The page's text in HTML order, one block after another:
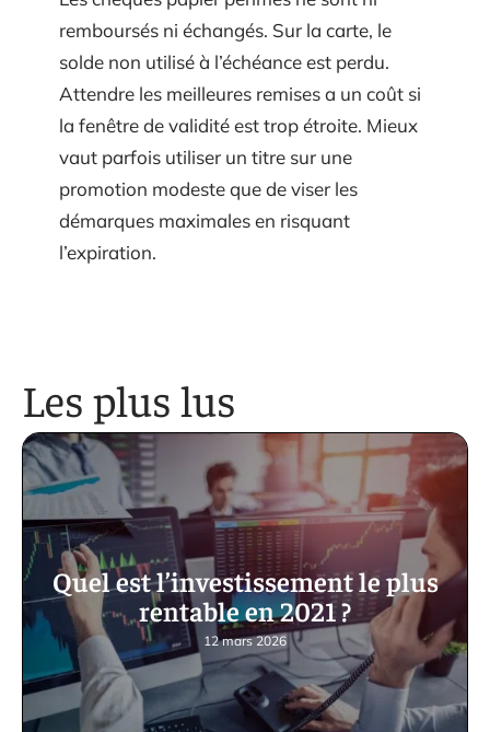
remboursés ni échangés. Sur la carte, le
solde non utilisé à l’échéance est perdu.
Attendre les meilleures remises a un coût si
la fenêtre de validité est trop étroite. Mieux
vaut parfois utiliser un titre sur une
promotion modeste que de viser les
démarques maximales en risquant
l’expiration.
Les plus lus
Quel est l’investissement le plus
rentable en 2021 ?
12 mars 2026